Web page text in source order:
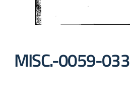
MISC.-0059-033